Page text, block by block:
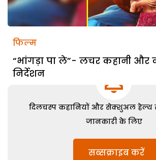
फिल्म
“भांगड़ा पा ले”- लचर कहानी और
निर्देशन
दिलचस्प कहानियों और सेक्शुअल हेल्थ
जानकारी के लिए
सब्सक्राइब करें